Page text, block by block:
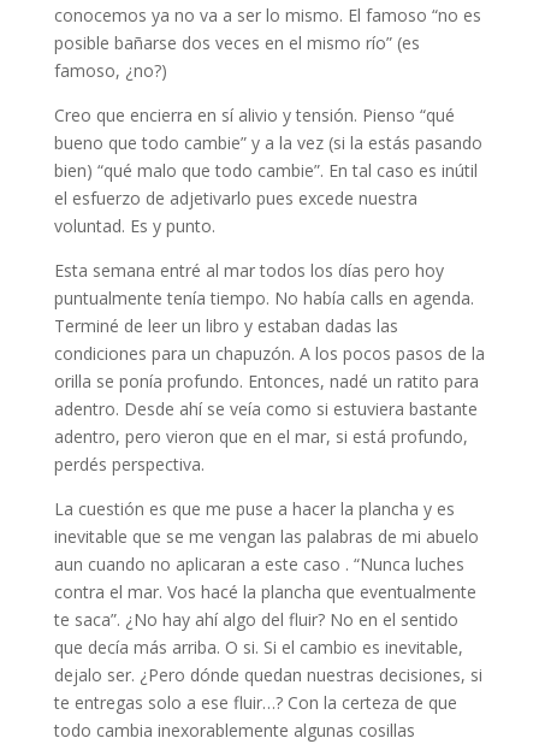
conocemos ya no va a ser lo mismo. El famoso “no es
posible bañarse dos veces en el mismo río” (es
famoso, ¿no?)
Creo que encierra en sí alivio y tensión. Pienso “qué
bueno que todo cambie” y a la vez (si la estás pasando
bien) “qué malo que todo cambie”. En tal caso es inútil
el esfuerzo de adjetivarlo pues excede nuestra
voluntad. Es y punto.
Esta semana entré al mar todos los días pero hoy
puntualmente tenía tiempo. No había calls en agenda.
Terminé de leer un libro y estaban dadas las
condiciones para un chapuzón. A los pocos pasos de la
orilla se ponía profundo. Entonces, nadé un ratito para
adentro. Desde ahí se veía como si estuviera bastante
adentro, pero vieron que en el mar, si está profundo,
perdés perspectiva.
La cuestión es que me puse a hacer la plancha y es
inevitable que se me vengan las palabras de mi abuelo
aun cuando no aplicaran a este caso . “Nunca luches
contra el mar. Vos hacé la plancha que eventualmente
te saca”. ¿No hay ahí algo del fluir? No en el sentido
que decía más arriba. O si. Si el cambio es inevitable,
dejalo ser. ¿Pero dónde quedan nuestras decisiones, si
te entregas solo a ese fluir…? Con la certeza de que
todo cambia inexorablemente algunas cosillas